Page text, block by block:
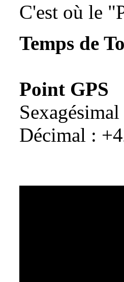
C'est où le
Temps de
Point GPS
Décimal :